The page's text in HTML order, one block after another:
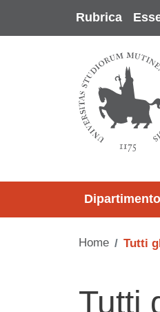
Rubrica
Dipartimento
Home Tutti
Tutti